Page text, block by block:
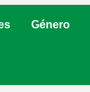
Género